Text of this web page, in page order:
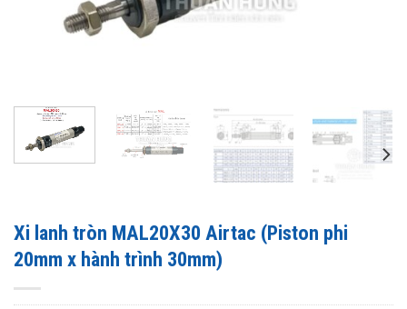
Xi lanh tròn MAL20X30 Airtac (Piston phi
20mm x hành trình 30mm)